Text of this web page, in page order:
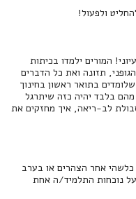
ולפעול!
המורים ילמדו בכיתות
תזונה ואת כל הדברים
בתואר ראשון בחינוך
ואחד מהם בלבד יהיה כזה שיתרגל
לב-ריאה, איך מחזקים את
כלשהי אחר הצהרים או בערב
על נוכחות התלמיד/ה אחת